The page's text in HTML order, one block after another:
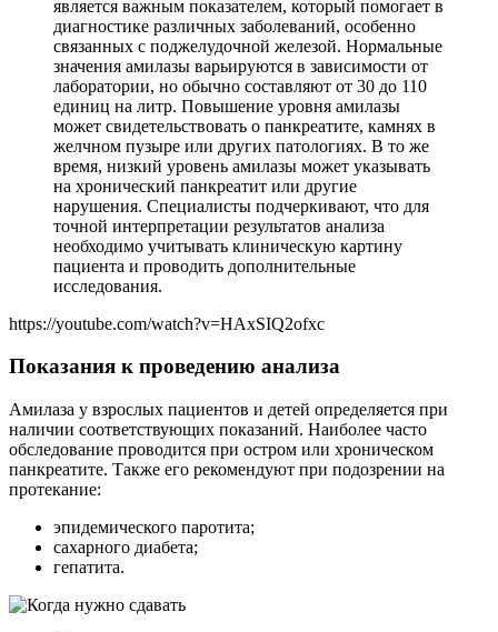
является важным показателем, который помогает в
диагностике различных заболеваний, особенно
связанных с поджелудочной железой. Нормальные
значения амилазы варьируются в зависимости от
лаборатории, но обычно составляют от 30 до 110
единиц на литр. Повышение уровня амилазы
может свидетельствовать о панкреатите, камнях в
желчном пузыре или других патологиях. В то же
время, низкий уровень амилазы может указывать
на хронический панкреатит или другие
нарушения. Специалисты подчеркивают, что для
точной интерпретации результатов анализа
необходимо учитывать клиническую картину
пациента и проводить дополнительные
исследования.
https://youtube.com/watch?v=HAxSIQ2ofxc
Показания к проведению анализа
Амилаза у взрослых пациентов и детей определяется при
наличии соответствующих показаний. Наиболее часто
обследование проводится при остром или хроническом
панкреатите. Также его рекомендуют при подозрении на
протекание:
эпидемического паротита;
сахарного диабета;
гепатита.